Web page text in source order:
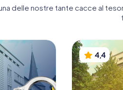
delle nostre tante cacce al
4,4